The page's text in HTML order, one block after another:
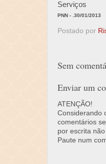
Serviços
PNN - .30/01/2013
Postado por
Sem
Enviar um
ATENÇÃO!
Considerando
comentários
por escrita
Paute num